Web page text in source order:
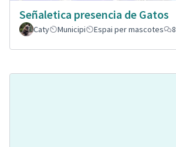
Señaletica presencia de Gatos
Caty
Municipi Espai per mascotes 8